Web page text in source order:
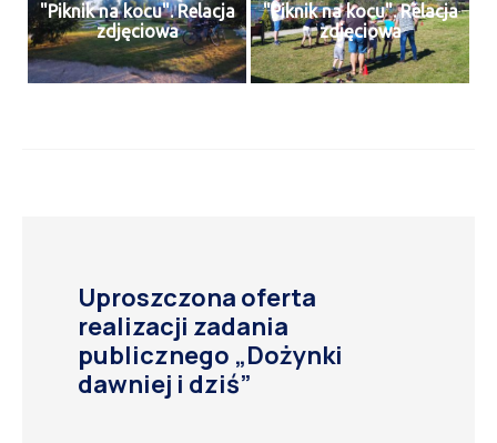
"Piknik na kocu". Relacja
zdjęciowa
"Piknik na kocu". Relacja
zdjęciowa
Uproszczona oferta
realizacji zadania
publicznego „Dożynki
dawniej i dziś”